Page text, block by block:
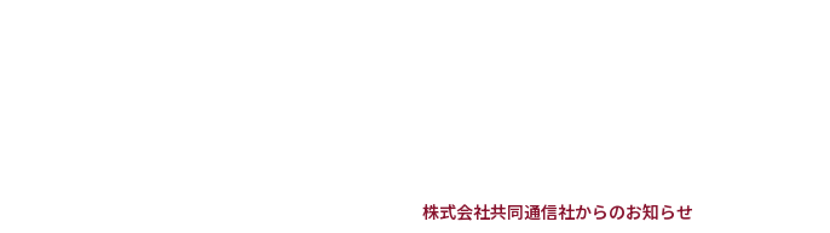
株式会社共同通信社からのお知らせ